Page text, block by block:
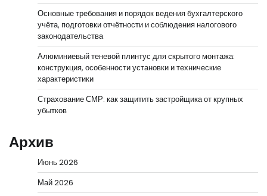
Основные требования и порядок ведения бухгалтерского
учёта, подготовки отчётности и соблюдения налогового
законодательства
Алюминиевый теневой плинтус для скрытого монтажа:
конструкция, особенности установки и технические
характеристики
Страхование СМР: как защитить застройщика от крупных
убытков
Архив
Июнь 2026
Май 2026